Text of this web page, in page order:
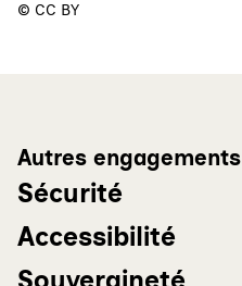
Droits réservés :
© CC BY
Autres engagements
Sécurité
Accessibilité